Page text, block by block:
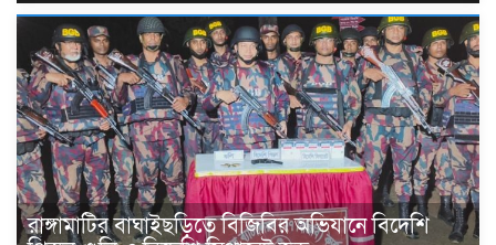
রাঙ্গামাটির বাঘাইছড়িতে বিজিবির অভিযানে বিদেশি